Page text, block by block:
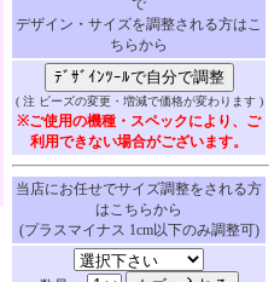
デザイン・サイズを調整される方はこ
ちらから
( 注 ビーズの変更・増減で価格が変わります )
※ご使用の機種・スペックにより、ご
利用できない場合がございます。
当店にお任せでサイズ調整をされる方
はこちらから
(プラスマイナス 1cm以下のみ調整可)